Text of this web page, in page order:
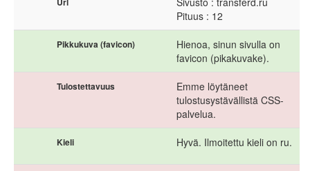
Pituus : 12
Pikkukuva (favicon)
Hienoa, sinun sivulla on
favicon (pikakuvake).
Tulostettavuus
Emme löytäneet
tulostusystävällistä CSS-
palvelua.
Kieli Hyvä. Ilmoitettu kieli on ru.